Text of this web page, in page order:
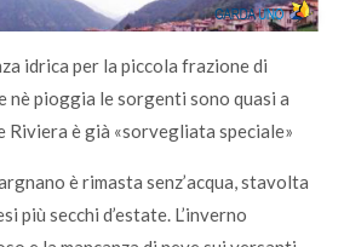
idrica per la piccola frazione di
nè pioggia le sorgenti sono quasi a
Riviera è già «sorvegliata speciale»
è rimasta senz’acqua, stavolta
più secchi d’estate. L’inverno